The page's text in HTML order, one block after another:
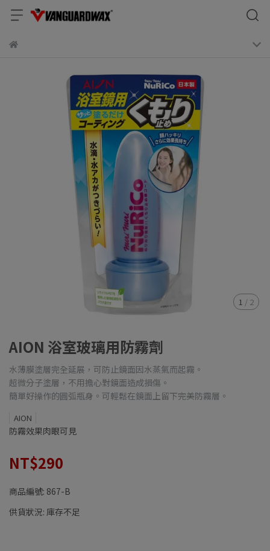
1 / 2
AION 浴室玻璃用防霧劑
水薄膜塗層完全延展，可防止鏡面因水蒸氣而起霧。
超微分子塗層，不用擔心對鏡面造成損傷。
簡單好操作的圓弧瓶身。可輕鬆在鏡面上留下完美防霧層。
AION
防霧效果肉眼可見
NT$290
商品編號: 867-B
供貨狀況: 庫存不足